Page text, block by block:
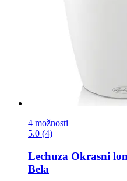
4 možnosti
5.0 (4)
Lechuza Okrasni
Bela